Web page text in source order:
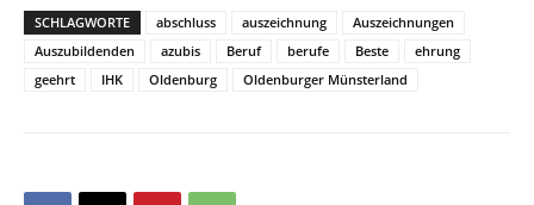
SCHLAGWORTE abschluss auszeichnung
Auszeichnungen
Auszubildenden
azubis Beruf berufe Beste
ehrung
geehrt
IHK Oldenburg Oldenburger Münsterland